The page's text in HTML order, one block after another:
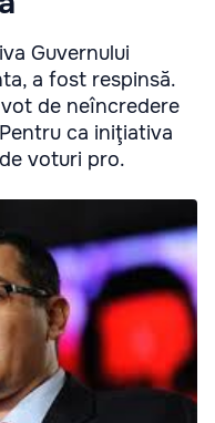
Guvernului
a fost respinsă.
de neîncredere
ca iniţiativa
voturi pro.